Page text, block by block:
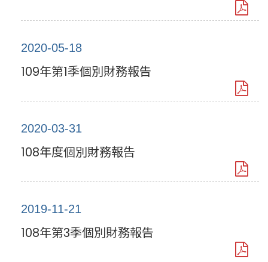
2020-05-18
109年第1季個別財務報告
2020-03-31
108年度個別財務報告
2019-11-21
108年第3季個別財務報告